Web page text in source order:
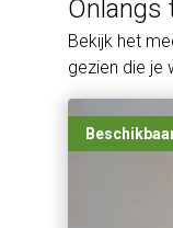
Onlangs
Bekijk het
gezien die je